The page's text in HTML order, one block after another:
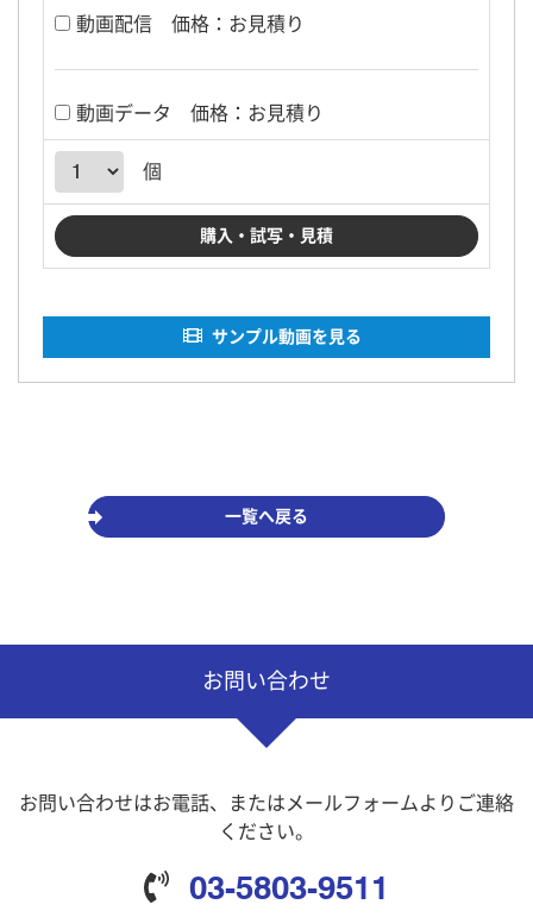
動画配信 価格：お見積り
動画データ 価格：お見積り
個
サンプル動画を見る
一覧へ戻る
お問い合わせ
お問い合わせはお電話、またはメールフォームよりご連絡
ください。
03-5803-9511